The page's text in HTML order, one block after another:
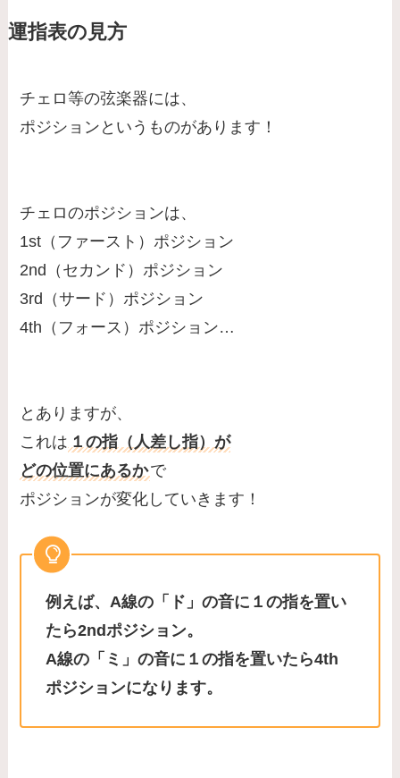
運指表の見方
チェロ等の弦楽器には、
ポジションというものがあります！
チェロのポジションは、
1st（ファースト）ポジション
2nd（セカンド）ポジション
3rd（サード）ポジション
4th（フォース）ポジション…
とありますが、
これは １の指（人差し指）が
どの位置にあるかで
ポジションが変化していきます！
例えば、A線の「ド」の音に１の指を置い
たら2ndポジション。
A線の「ミ」の音に１の指を置いたら4th
ポジションになります。